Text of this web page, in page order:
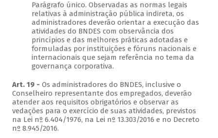
Parágrafo único. Observadas as normas legais
relativas à administração pública indireta, os
administradores deverão orientar a execução das
atividades do BNDES com observância dos
princípios e das melhores práticas adotadas e
formuladas por instituições e fóruns nacionais e
internacionais que sejam referência no tema da
governança corporativa.
Art. 19 - Os administradores do BNDES, inclusive o
Conselheiro representante dos empregados, deverão
atender aos requisitos obrigatórios e observar as
vedações para o exercício de suas atividades, previstos
na Lei nº 6.404/1976, na Lei nº 13.303/2016 e no Decreto
nº 8.945/2016.